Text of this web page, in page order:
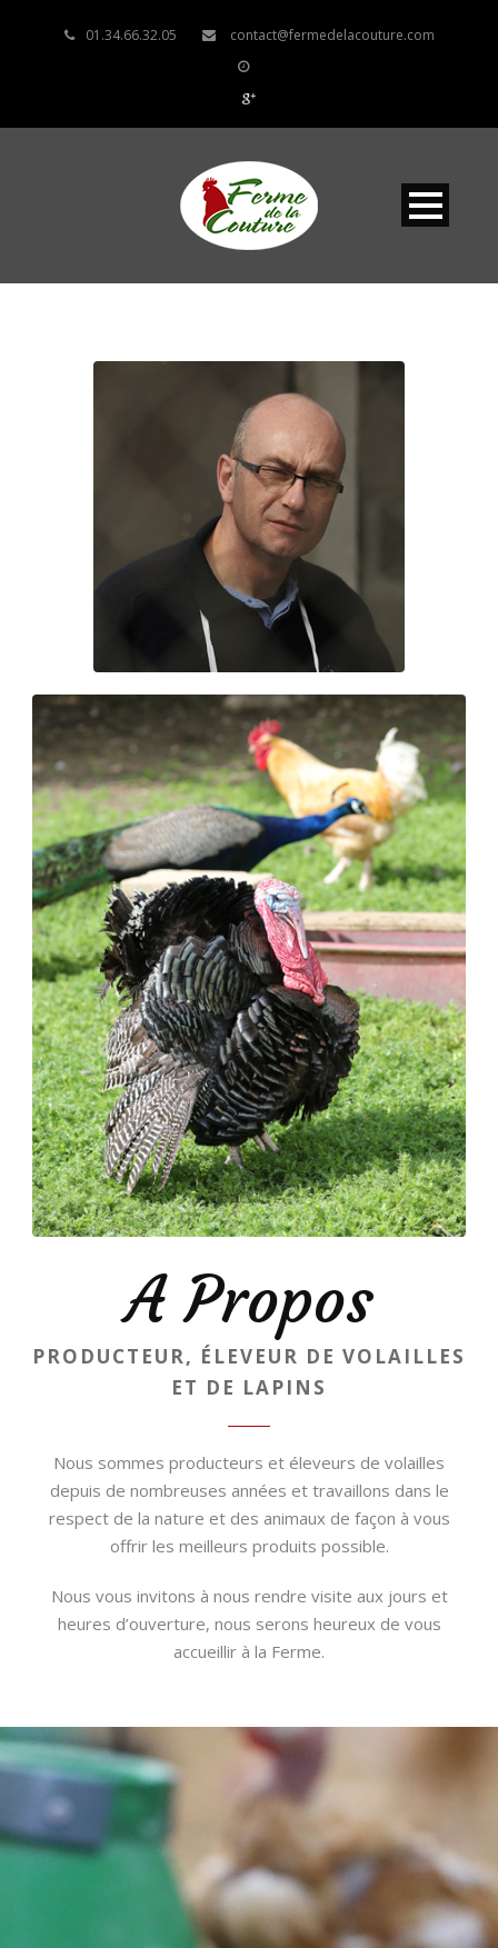
01.34.66.32.05 contact@fermedelacouture.com
A Propos
PRODUCTEUR, ÉLEVEUR DE VOLAILLES
ET DE LAPINS
Nous sommes producteurs et éleveurs de volailles
depuis de nombreuses années et travaillons dans le
respect de la nature et des animaux de façon à vous
offrir les meilleurs produits possible.
Nous vous invitons à nous rendre visite aux jours et
heures d’ouverture, nous serons heureux de vous
accueillir à la Ferme.